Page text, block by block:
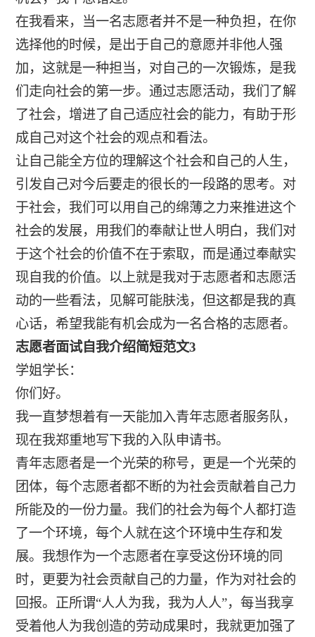
在我看来，当一名志愿者并不是一种负担，在你
选择他的时候，是出于自己的意愿并非他人强
加，这就是一种担当，对自己的一次锻炼，是我
们走向社会的第一步。通过志愿活动，我们了解
了社会，增进了自己适应社会的能力，有助于形
成自己对这个社会的观点和看法。
让自己能全方位的理解这个社会和自己的人生，
引发自己对今后要走的很长的一段路的思考。对
于社会，我们可以用自己的绵薄之力来推进这个
社会的发展，用我们的奉献让世人明白，我们对
于这个社会的价值不在于索取，而是通过奉献实
现自我的价值。以上就是我对于志愿者和志愿活
动的一些看法，见解可能肤浅，但这都是我的真
心话，希望我能有机会成为一名合格的志愿者。
志愿者面试自我介绍简短范文3
学姐学长：
你们好。
我一直梦想着有一天能加入青年志愿者服务队，
现在我郑重地写下我的入队申请书。
青年志愿者是一个光荣的称号，更是一个光荣的
团体，每个志愿者都不断的为社会贡献着自己力
所能及的一份力量。我们的社会为每个人都打造
了一个环境，每个人就在这个环境中生存和发
展。我想作为一个志愿者在享受这份环境的同
时，更要为社会贡献自己的力量，作为对社会的
回报。正所谓“人人为我，我为人人”，每当我享
受着他人为我创造的劳动成果时，我就更加强了